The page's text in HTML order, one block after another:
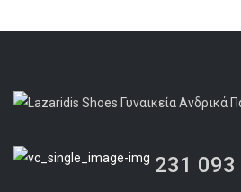
was:
τιμή
231 093